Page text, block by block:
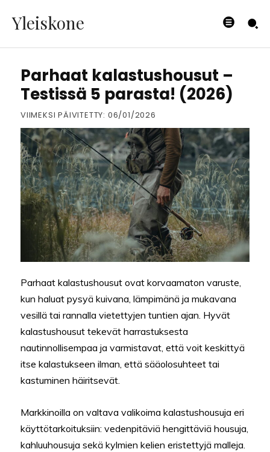
Yleiskone
KALASTUSVAATTEET
Parhaat kalastushousut –
Testissä 5 parasta! (2026)
VIIMEKSI PÄIVITETTY: 06/01/2026
Parhaat kalastushousut ovat korvaamaton varuste,
kun haluat pysyä kuivana, lämpimänä ja mukavana
vesillä tai rannalla vietettyjen tuntien ajan. Hyvät
kalastushousut tekevät harrastuksesta
nautinnollisempaa ja varmistavat, että voit keskittyä
itse kalastukseen ilman, että sääolosuhteet tai
kastuminen häiritsevät.
Markkinoilla on valtava valikoima kalastushousuja eri
käyttötarkoituksiin: vedenpitäviä hengittäviä housuja,
kahluuhousuja sekä kylmien kelien eristettyjä malleja.